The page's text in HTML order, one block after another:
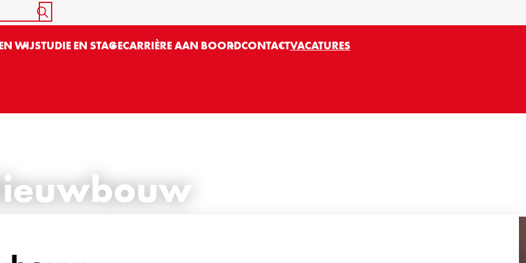
START SEARCH
WIJSTUDIE EN STAGECARRIÈRE AAN BOORDCONTACTVACATURES